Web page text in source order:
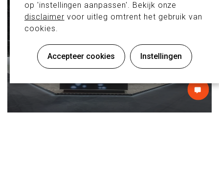
op 'instellingen aanpassen'. Bekijk onze
disclaimer voor uitleg omtrent het gebruik van
cookies.
Accepteer cookies Instellingen